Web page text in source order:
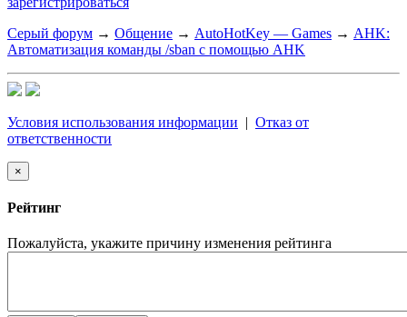
Серый форум → Общение → AutoHotKey — Games → AHK:
Автоматизация команды /sban с помощью AHK
Условия использования информации | Отказ от
ответственности
×
Рейтинг
Пожалуйста, укажите причину изменения рейтинга